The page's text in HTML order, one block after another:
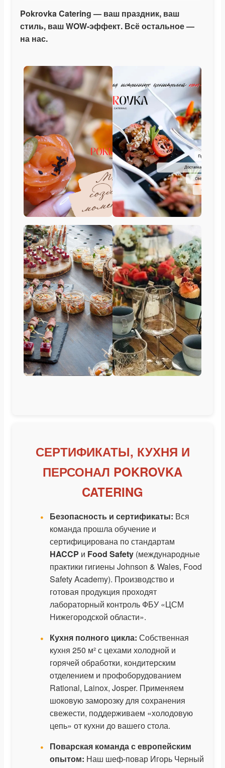
Pokrovka Catering — ваш праздник, ваш
стиль, ваш WOW-эффект. Всё остальное —
на нас.
СЕРТИФИКАТЫ, КУХНЯ И
ПЕРСОНАЛ POKROVKA
CATERING
Безопасность и сертификаты: Вся
команда прошла обучение и
сертифицирована по стандартам
HACCP и Food Safety (международные
практики гигиены Johnson & Wales, Food
Safety Academy). Производство и
готовая продукция проходят
лабораторный контроль ФБУ «ЦСМ
Нижегородской области».
Кухня полного цикла: Собственная
кухня 250 м² с цехами холодной и
горячей обработки, кондитерским
отделением и профоборудованием
Rational, Lainox, Josper. Применяем
шоковую заморозку для сохранения
свежести, поддерживаем «холодовую
цепь» от кухни до вашего стола.
Поварская команда с европейским
опытом: Наш шеф-повар Игорь Черный